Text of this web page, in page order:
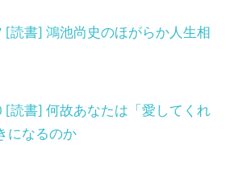
読書] 鴻池尚史のほがらか人生相
[読書] 何故あなたは「愛してくれ
になるのか